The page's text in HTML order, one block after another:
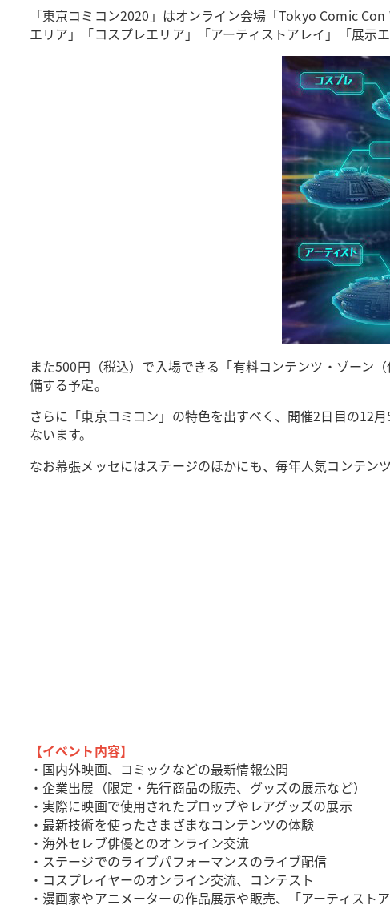
「東京コミコン2020」はオンライン会場「Tokyo Comic
エリア」「コスプレエリア」「アーティストアレイ」「展示
また500円（税込）で入場できる「有料コンテンツ・ゾーン
備する予定。
さらに「東京コミコン」の特色を出すべく、開催2日目の12
ないます。
なお幕張メッセにはステージのほかにも、毎年人気コンテン
【イベント内容】
・国内外映画、コミックなどの最新情報公開
・企業出展（限定・先行商品の販売、グッズの展示など）
・実際に映画で使用されたプロップやレアグッズの展示
・最新技術を使ったさまざまなコンテンツの体験
・海外セレブ俳優とのオンライン交流
・ステージでのライブパフォーマンスのライブ配信
・コスプレイヤーのオンライン交流、コンテスト
・漫画家やアニメーターの作品展示や販売、「アーティストア